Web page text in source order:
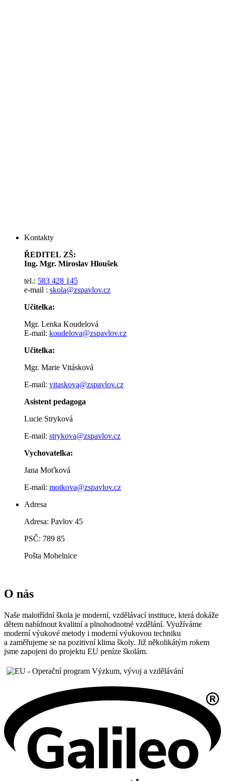
Kontakty
ŘEDITEL ZŠ:
Ing. Mgr. Miroslav Hloušek
tel.: 583 428 145
e-mail : skola@zspavlov.cz
Učitelka:
Mgr. Lenka Koudelová
E-mail: koudelova@zspavlov.cz
Učitelka:
Mgr. Marie Vitásková
E-mail: vitaskova@zspavlov.cz
Asistent pedagoga
Lucie Stryková
E-mail: strykova@zspavlov.cz
Vychovatelka:
Jana Moťková
E-mail: motkova@zspavlov.cz
Adresa
Adresa: Pavlov 45
PSČ: 789 85
Pošta Mohelnice
O nás
Naše malotřídní škola je moderní, vzdělávací instituce, která dokáže
dětem nabídnout kvalitní a plnohodnotné vzdělání. Využíváme
moderní výukové metody i moderní výukovou techniku
a zaměřujeme se na pozitivní klima školy. Již několikátým rokem
jsme zapojeni do projektu EU peníze školám.